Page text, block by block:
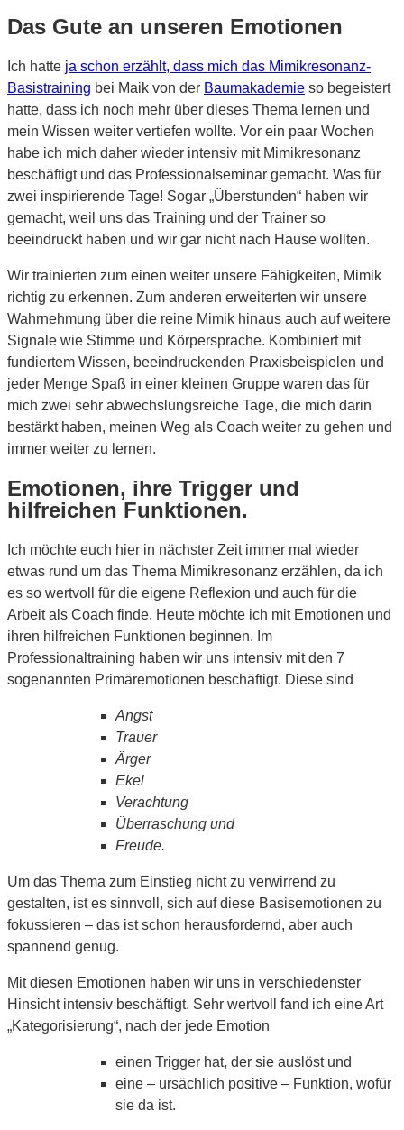
Das Gute an unseren Emotionen
Ich hatte ja schon erzählt, dass mich das Mimikresonanz-
Basistraining bei Maik von der Baumakademie so begeistert
hatte, dass ich noch mehr über dieses Thema lernen und
mein Wissen weiter vertiefen wollte. Vor ein paar Wochen
habe ich mich daher wieder intensiv mit Mimikresonanz
beschäftigt und das Professionalseminar gemacht. Was für
zwei inspirierende Tage! Sogar „Überstunden“ haben wir
gemacht, weil uns das Training und der Trainer so
beeindruckt haben und wir gar nicht nach Hause wollten.
Wir trainierten zum einen weiter unsere Fähigkeiten, Mimik
richtig zu erkennen. Zum anderen erweiterten wir unsere
Wahrnehmung über die reine Mimik hinaus auch auf weitere
Signale wie Stimme und Körpersprache. Kombiniert mit
fundiertem Wissen, beeindruckenden Praxisbeispielen und
jeder Menge Spaß in einer kleinen Gruppe waren das für
mich zwei sehr abwechslungsreiche Tage, die mich darin
bestärkt haben, meinen Weg als Coach weiter zu gehen und
immer weiter zu lernen.
Emotionen, ihre Trigger und
hilfreichen Funktionen.
Ich möchte euch hier in nächster Zeit immer mal wieder
etwas rund um das Thema Mimikresonanz erzählen, da ich
es so wertvoll für die eigene Reflexion und auch für die
Arbeit als Coach finde. Heute möchte ich mit Emotionen und
ihren hilfreichen Funktionen beginnen. Im
Professionaltraining haben wir uns intensiv mit den 7
sogenannten Primäremotionen beschäftigt. Diese sind
Angst
Trauer
Ärger
Ekel
Verachtung
Überraschung und
Freude.
Um das Thema zum Einstieg nicht zu verwirrend zu
gestalten, ist es sinnvoll, sich auf diese Basisemotionen zu
fokussieren – das ist schon herausfordernd, aber auch
spannend genug.
Mit diesen Emotionen haben wir uns in verschiedenster
Hinsicht intensiv beschäftigt. Sehr wertvoll fand ich eine Art
„Kategorisierung“, nach der jede Emotion
einen Trigger hat, der sie auslöst und
eine – ursächlich positive – Funktion, wofür
sie da ist.